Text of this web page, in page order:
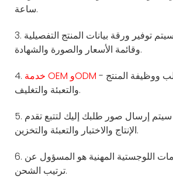
ساعة.
3. توفير ورقة بيانات المنتج التفصيلية
وقائمة الأسعار والصورة والشهادة.
4.
خدمة OEM وODM - تصميم خاص للقالب ووظيفة المنتج
والتعبئة والتغليف.
5. إرسال صور طلبك إليك لتتبع تقدم
الإنتاج والاختبار والتعبئة والتخزين.
6. اللوجستية المهنية هو المسؤول عن
ترتيب الشحن.